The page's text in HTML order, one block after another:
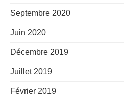
Septembre 2020
Juin 2020
Décembre 2019
Juillet 2019
Février 2019